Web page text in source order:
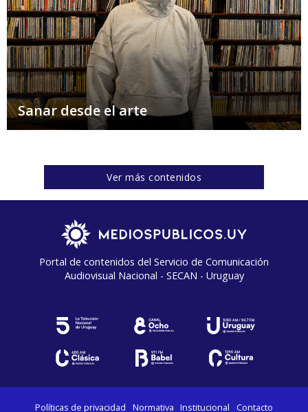
Sanar desde el arte
Ver más contenidos
Portal de contenidos del Servicio de Comunicación
Audiovisual Nacional - SECAN - Uruguay
Políticas de privacidad Normativa Institucional Contacto